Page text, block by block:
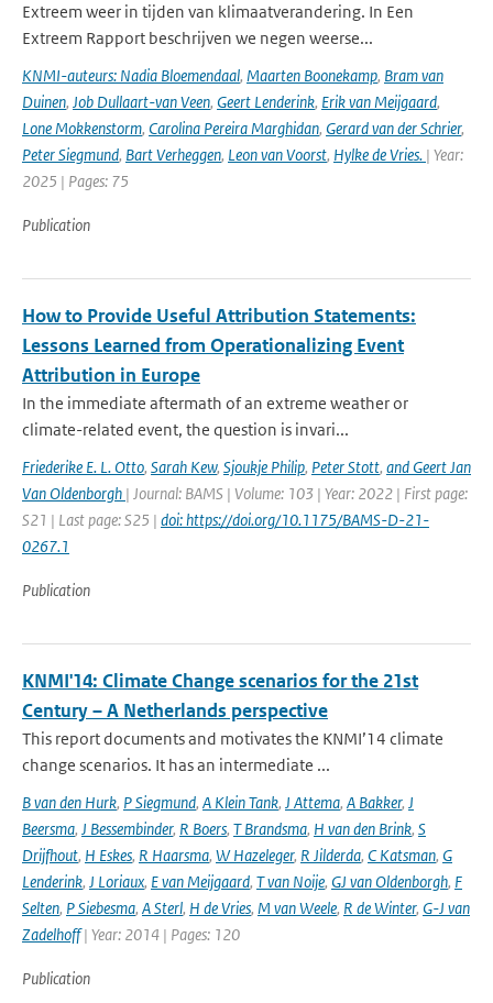
Extreem weer in tijden van klimaatverandering. In Een
Extreem Rapport beschrijven we negen weerse...
KNMI-auteurs: Nadia Bloemendaal, Maarten Boonekamp, Bram van
Duinen, Job Dullaart-van Veen, Geert Lenderink, Erik van Meijgaard,
Lone Mokkenstorm, Carolina Pereira Marghidan, Gerard van der Schrier,
Peter Siegmund, Bart Verheggen, Leon van Voorst, Hylke de Vries. | Year:
2025 | Pages: 75
Publication
How to Provide Useful Attribution Statements:
Lessons Learned from Operationalizing Event
Attribution in Europe
In the immediate aftermath of an extreme weather or
climate-related event, the question is invari...
Friederike E. L. Otto, Sarah Kew, Sjoukje Philip, Peter Stott, and Geert Jan
Van Oldenborgh | Journal: BAMS | Volume: 103 | Year: 2022 | First page:
S21 | Last page: S25 | doi: https://doi.org/10.1175/BAMS-D-21-
0267.1
Publication
KNMI'14: Climate Change scenarios for the 21st
Century – A Netherlands perspective
This report documents and motivates the KNMI’14 climate
change scenarios. It has an intermediate ...
B van den Hurk, P Siegmund, A Klein Tank, J Attema, A Bakker, J
Beersma, J Bessembinder, R Boers, T Brandsma, H van den Brink, S
Drijfhout, H Eskes, R Haarsma, W Hazeleger, R Jilderda, C Katsman, G
Lenderink, J Loriaux, E van Meijgaard, T van Noije, GJ van Oldenborgh, F
Selten, P Siebesma, A Sterl, H de Vries, M van Weele, R de Winter, G-J van
Zadelhoff| Year: 2014 | Pages: 120
Publication